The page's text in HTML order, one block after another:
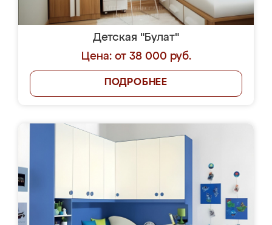
Детская "Булат"
Цена: от 38 000 руб.
ПОДРОБНЕЕ